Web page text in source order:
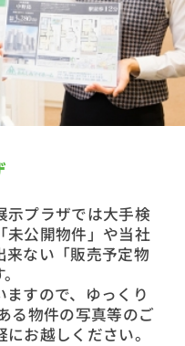
示プラザでは大手検
未公開物件」や当社
来ない「販売予定物
すので、ゆっくり
る物件の写真等のご
お越しください。